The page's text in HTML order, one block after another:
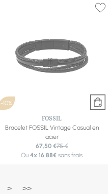
-10%
FOSSIL
Bracelet FOSSIL Vintage Casual en
acier
67,50 €75 €
Ou4x 16.88€ sans frais
> >>